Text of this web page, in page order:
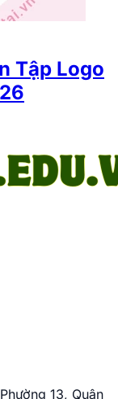
Tập Logo
13, Quận